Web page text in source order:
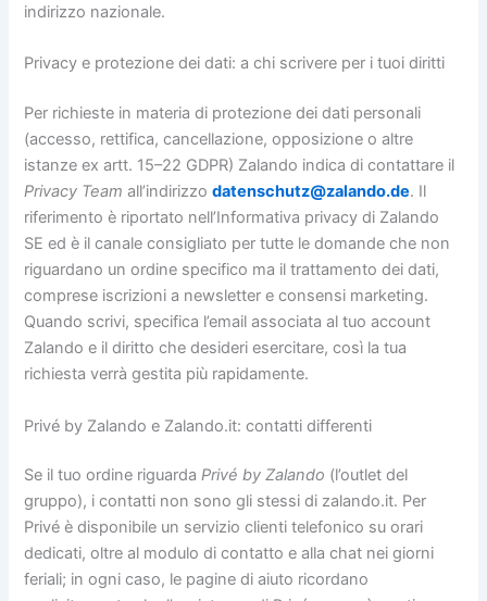
indirizzo nazionale.
Privacy e protezione dei dati: a chi scrivere per i tuoi diritti
Per richieste in materia di protezione dei dati personali
(accesso, rettifica, cancellazione, opposizione o altre
istanze ex artt. 15–22 GDPR) Zalando indica di contattare il
Privacy Team all’indirizzodatenschutz@zalando.de. Il
riferimento è riportato nell’Informativa privacy di Zalando
SE ed è il canale consigliato per tutte le domande che non
riguardano un ordine specifico ma il trattamento dei dati,
comprese iscrizioni a newsletter e consensi marketing.
Quando scrivi, specifica l’email associata al tuo account
Zalando e il diritto che desideri esercitare, così la tua
richiesta verrà gestita più rapidamente.
Privé by Zalando e Zalando.it: contatti differenti
Se il tuo ordine riguardaPrivé by Zalando (l’outlet del
gruppo), i contatti non sono gli stessi di zalando.it. Per
Privé è disponibile un servizio clienti telefonico su orari
dedicati, oltre al modulo di contatto e alla chat nei giorni
feriali; in ogni caso, le pagine di aiuto ricordano